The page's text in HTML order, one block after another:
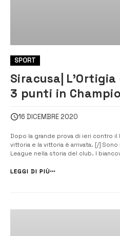
SPORT
Siracusa|
3 punti in
16 DICEMBRE 2020
Dopo la grande prova di ieri contro il
vittoria e la vittoria è arrivata. [/]
League nella storia del club. I
con l’uomo in meno e dove […]
LEGGI DI PIÙ